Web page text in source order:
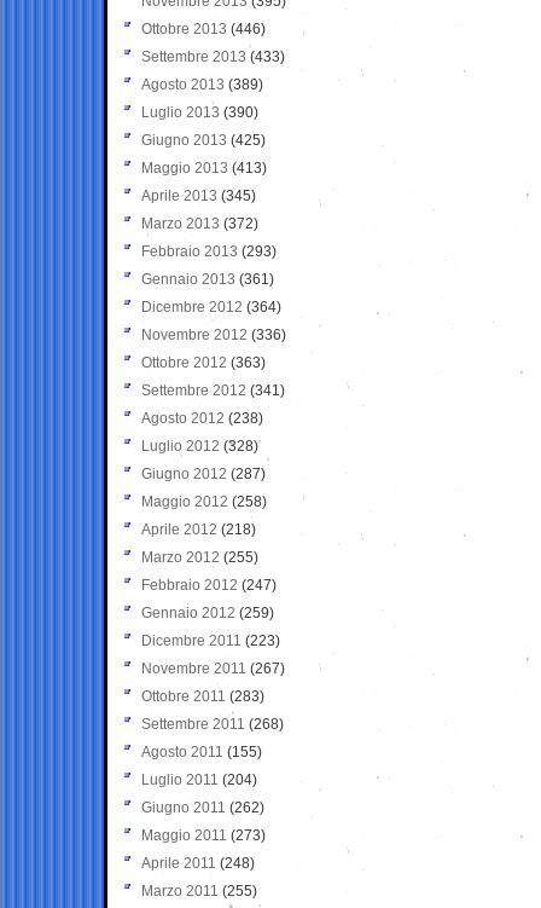
Ottobre 2013 (446)
Settembre 2013 (433)
Agosto 2013 (389)
Luglio 2013 (390)
Giugno 2013 (425)
Maggio 2013 (413)
Aprile 2013 (345)
Marzo 2013 (372)
Febbraio 2013 (293)
Gennaio 2013 (361)
Dicembre 2012 (364)
Novembre 2012 (336)
Ottobre 2012 (363)
Settembre 2012 (341)
Agosto 2012 (238)
Luglio 2012 (328)
Giugno 2012 (287)
Maggio 2012 (258)
Aprile 2012 (218)
Marzo 2012 (255)
Febbraio 2012 (247)
Gennaio 2012 (259)
Dicembre 2011 (223)
Novembre 2011 (267)
Ottobre 2011 (283)
Settembre 2011 (268)
Agosto 2011 (155)
Luglio 2011 (204)
Giugno 2011 (262)
Maggio 2011 (273)
Aprile 2011 (248)
Marzo 2011 (255)